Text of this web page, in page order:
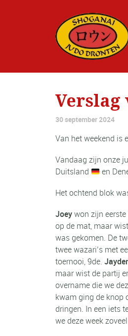
Verslag
30 september 2024
Van het weekend is
Vandaag zijn onze
Duitsland
en
Het ochtend blok
Joeywon zijn
op de mat, maar
was gekomen. De
twee wazari’s met
toernooi, 9de.
maar wist de partij
overname die we
kwam ging de knop
dringen. In een iets
we deze week